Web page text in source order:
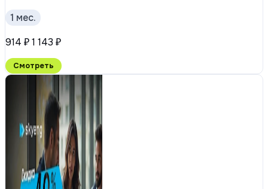
1 мес.
914 ₽1 143 ₽
Смотреть